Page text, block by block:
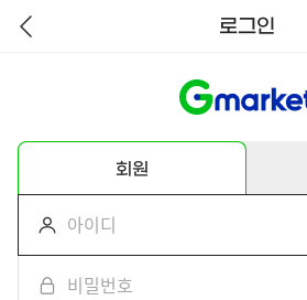
뒤
로그인
회원